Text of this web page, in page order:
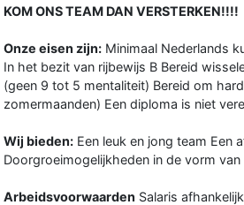
KOM ONS TEAM DAN VERSTERKEN!!!!
Onze eisen zijn: Minimaal Nederlands
In het bezit van rijbewijs B Bereid
(geen 9 tot 5 mentaliteit) Bereid om
zomermaanden) Een diploma is niet
Wij bieden: Een leuk en jong team Een
Doorgroeimogelijkheden in de vorm
Arbeidsvoorwaarden Salaris